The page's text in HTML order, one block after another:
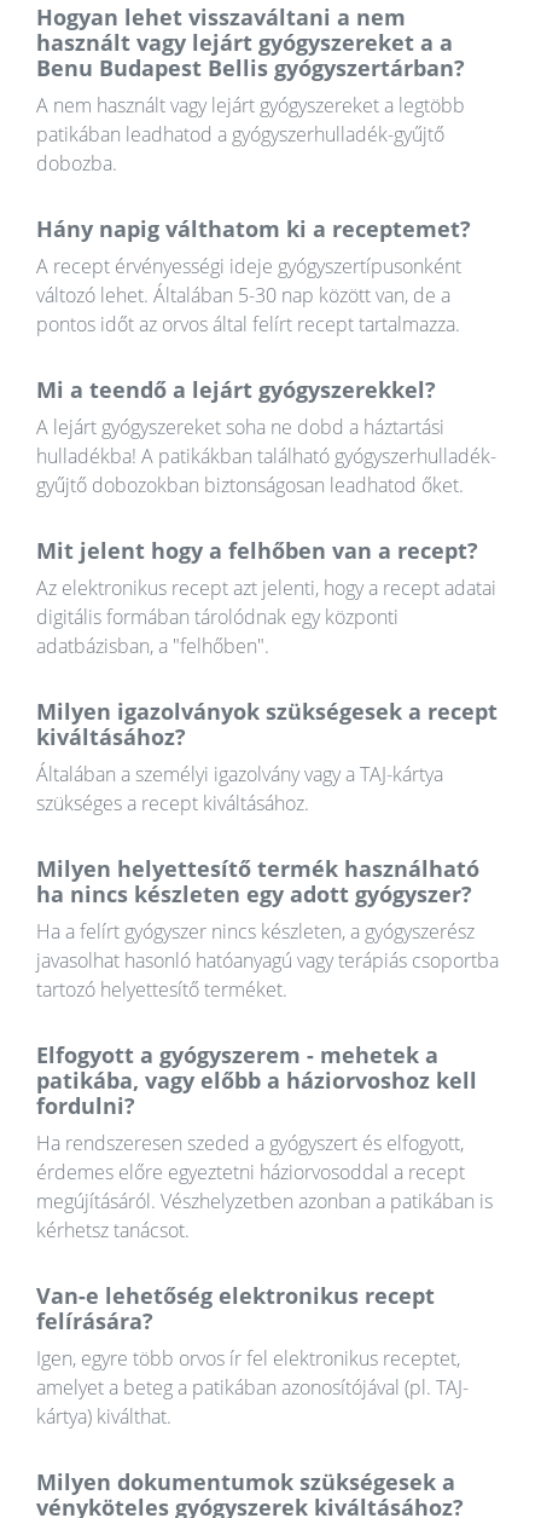
Hogyan lehet visszaváltani a nem
használt vagy lejárt gyógyszereket a a
Benu Budapest Bellis gyógyszertárban?
A nem használt vagy lejárt gyógyszereket a legtöbb
patikában leadhatod a gyógyszerhulladék-gyűjtő
dobozba.
Hány napig válthatom ki a receptemet?
A recept érvényességi ideje gyógyszertípusonként
változó lehet. Általában 5-30 nap között van, de a
pontos időt az orvos által felírt recept tartalmazza.
Mi a teendő a lejárt gyógyszerekkel?
A lejárt gyógyszereket soha ne dobd a háztartási
hulladékba! A patikákban található gyógyszerhulladék-
gyűjtő dobozokban biztonságosan leadhatod őket.
Mit jelent hogy a felhőben van a recept?
Az elektronikus recept azt jelenti, hogy a recept adatai
digitális formában tárolódnak egy központi
adatbázisban, a "felhőben".
Milyen igazolványok szükségesek a recept
kiváltásához?
Általában a személyi igazolvány vagy a TAJ-kártya
szükséges a recept kiváltásához.
Milyen helyettesítő termék használható
ha nincs készleten egy adott gyógyszer?
Ha a felírt gyógyszer nincs készleten, a gyógyszerész
javasolhat hasonló hatóanyagú vagy terápiás csoportba
tartozó helyettesítő terméket.
Elfogyott a gyógyszerem - mehetek a
patikába, vagy előbb a háziorvoshoz kell
fordulni?
Ha rendszeresen szeded a gyógyszert és elfogyott,
érdemes előre egyeztetni háziorvosoddal a recept
megújításáról. Vészhelyzetben azonban a patikában is
kérhetsz tanácsot.
Van-e lehetőség elektronikus recept
felírására?
Igen, egyre több orvos ír fel elektronikus receptet,
amelyet a beteg a patikában azonosítójával (pl. TAJ-
kártya) kiválthat.
Milyen dokumentumok szükségesek a
vényköteles gyógyszerek kiváltásához?